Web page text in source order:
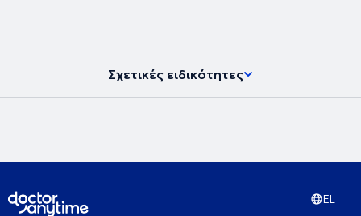
Σχετικές ειδικότητες
EL